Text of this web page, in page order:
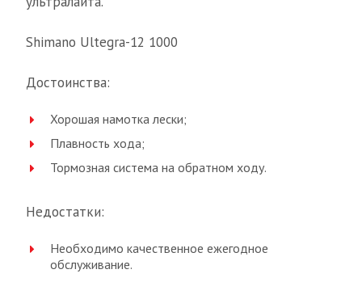
Shimano Ultegra-12 1000
Достоинства:
Хорошая намотка лески;
Плавность хода;
Тормозная система на обратном ходу.
Недостатки:
Необходимо качественное ежегодное
обслуживание.